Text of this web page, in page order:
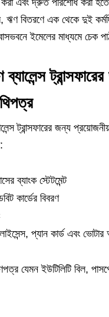
করা এবং দ্রুত পরিশোধ করা
ঋণ বিতরণে এক থেকে দুই
ইমেলের মাধ্যমে চেক
ট্রান্সফারের জন্য
ব্যাংক স্টেটমেন্ট
কার্ডের বিবরণ
প্যান কার্ড এবং
যেমন ইউটিলিটি বিল,